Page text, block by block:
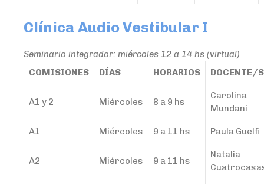
Clínica Audio Vestibular I
Seminario integrador: miércoles 12 a 14 hs (virtual)
COMISIONES
DÍAS HORARIOS DOCENTE/S
A1 y 2 Miércoles 8 a 9 hs
Carolina
Mundani
A1 Miércoles 9 a 11 hs Paula Guelfi
A2 Miércoles 9 a 11 hs
Natalia